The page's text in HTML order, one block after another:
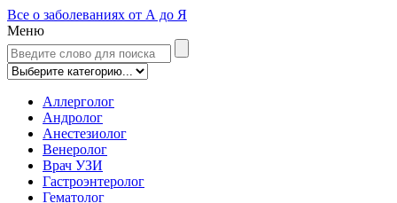
Все о заболеваниях от А до Я
Меню
Аллерголог
Андролог
Анестезиолог
Венеролог
Врач УЗИ
Гастроэнтеролог
Гематолог